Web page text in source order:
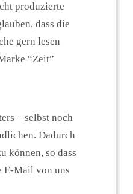
produzierte
dass die
gern lesen
“Zeit”
– selbst noch
Dadurch
können, so dass
E-Mail von uns